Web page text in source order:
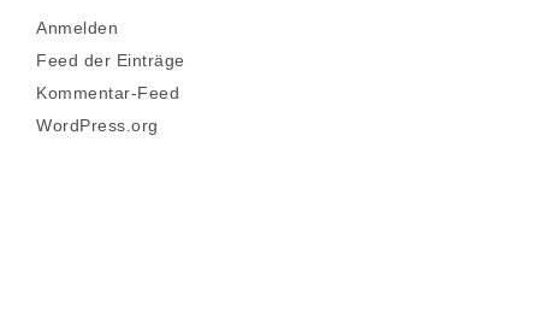
Anmelden
Feed der Einträge
Kommentar-Feed
WordPress.org